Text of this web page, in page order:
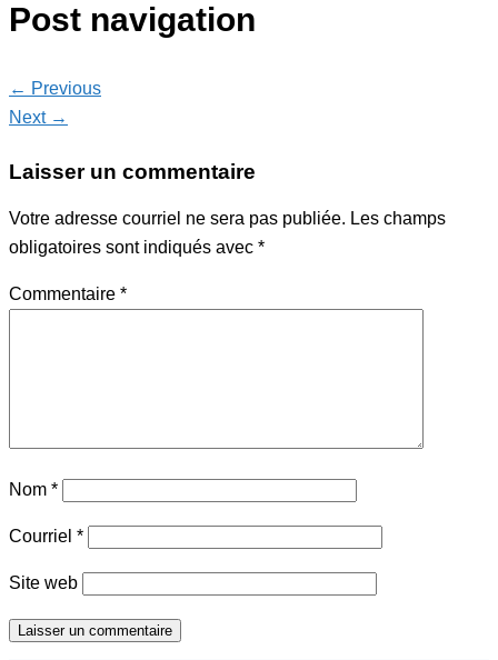
Post navigation
← Previous
Next →
Laisser un commentaire
Votre adresse courriel ne sera pas publiée. Les champs
obligatoires sont indiqués avec *
Commentaire *
Nom *
Courriel *
Site web